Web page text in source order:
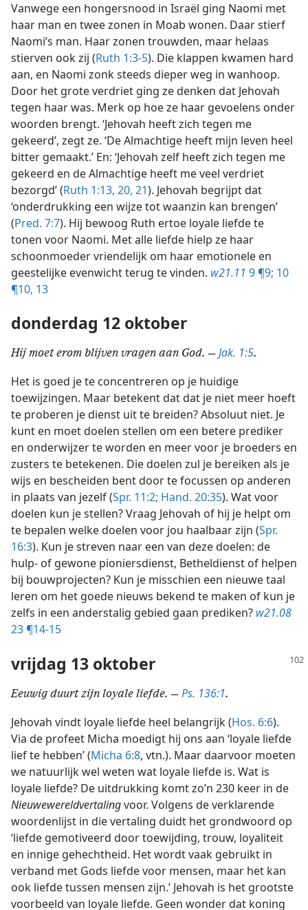
Vanwege een hongersnood in Israël ging Naomi met
haar man en twee zonen in Moab wonen. Daar stierf
Naomi’s man. Haar zonen trouwden, maar helaas
stierven ook zij (Ruth 1:3-5). Die klappen kwamen hard
aan, en Naomi zonk steeds dieper weg in wanhoop.
Door het grote verdriet ging ze denken dat Jehovah
tegen haar was. Merk op hoe ze haar gevoelens onder
woorden brengt. ‘Jehovah heeft zich tegen me
gekeerd’, zegt ze. ‘De Almachtige heeft mijn leven heel
bitter gemaakt.’ En: ‘Jehovah zelf heeft zich tegen me
gekeerd en de Almachtige heeft me veel verdriet
bezorgd’ (Ruth 1:13, 20, 21). Jehovah begrijpt dat
‘onderdrukking een wijze tot waanzin kan brengen’
(Pred. 7:7). Hij bewoog Ruth ertoe loyale liefde te
tonen voor Naomi. Met alle liefde hielp ze haar
schoonmoeder vriendelijk om haar emotionele en
geestelijke evenwicht terug te vinden. w21.11 9 ¶9; 10
¶10, 13
donderdag 12 oktober
Hij moet erom blijven vragen aan God. — Jak. 1:5.
Het is goed je te concentreren op je huidige
toewijzingen. Maar betekent dat dat je niet meer hoeft
te proberen je dienst uit te breiden? Absoluut niet. Je
kunt en moet doelen stellen om een betere prediker
en onderwijzer te worden en meer voor je broeders en
zusters te betekenen. Die doelen zul je bereiken als je
wijs en bescheiden bent door te focussen op anderen
in plaats van jezelf (Spr. 11:2; Hand. 20:35). Wat voor
doelen kun je stellen? Vraag Jehovah of hij je helpt om
te bepalen welke doelen voor jou haalbaar zijn (Spr.
16:3). Kun je streven naar een van deze doelen: de
hulp- of gewone pioniersdienst, Betheldienst of helpen
bij bouwprojecten? Kun je misschien een nieuwe taal
leren om het goede nieuws bekend te maken of kun je
zelfs in een anderstalig gebied gaan prediken? w21.08
23 ¶14-15
vrijdag 13 oktober
Eeuwig duurt zijn loyale liefde. — Ps. 136:1.
Jehovah vindt loyale liefde heel belangrijk (Hos. 6:6).
Via de profeet Micha moedigt hij ons aan ‘loyale liefde
lief te hebben’ (Micha 6:8, vtn.). Maar daarvoor moeten
we natuurlijk wel weten wat loyale liefde is. Wat is
loyale liefde? De uitdrukking komt zo’n 230 keer in de
Nieuwewereldvertalingvoor. Volgens de verklarende
woordenlijst in die vertaling duidt het grondwoord op
‘liefde gemotiveerd door toewijding, trouw, loyaliteit
en innige gehechtheid. Het wordt vaak gebruikt in
verband met Gods liefde voor mensen, maar het kan
ook liefde tussen mensen zijn.’ Jehovah is het grootste
voorbeeld van loyale liefde. Geen wonder dat koning